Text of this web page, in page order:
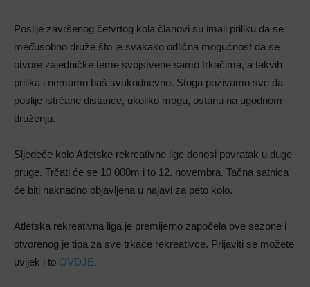
Poslije završenog četvrtog kola članovi su imali priliku da se
međusobno druže što je svakako odlična mogućnost da se
otvore zajedničke teme svojstvene samo trkačima, a takvih
prilika i nemamo baš svakodnevno. Stoga pozivamo sve da
poslije istrčane distance, ukoliko mogu, ostanu na ugodnom
druženju.
Sljedeće kolo Atletske rekreativne lige donosi povratak u duge
pruge. Trčati će se 10 000m i to 12. novembra. Tačna satnica
će biti naknadno objavljena u najavi za peto kolo.
Atletska rekreativna liga je premijerno započela ove sezone i
otvorenog je tipa za sve trkače rekreativce. Prijaviti se možete
uvijek i to OVDJE.